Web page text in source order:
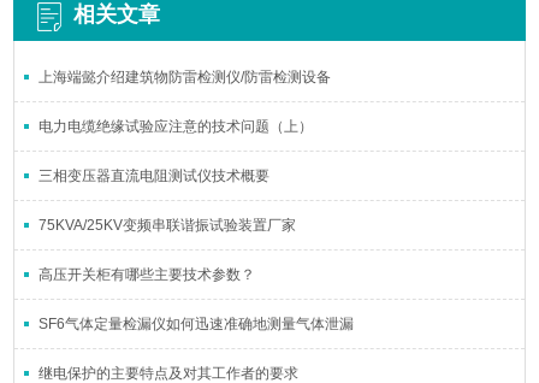
相关文章
上海端懿介绍建筑物防雷检测仪/防雷检测设备
电力电缆绝缘试验应注意的技术问题（上）
三相变压器直流电阻测试仪技术概要
75KVA/25KV变频串联谐振试验装置厂家
高压开关柜有哪些主要技术参数？
SF6气体定量检漏仪如何迅速准确地测量气体泄漏
继电保护的主要特点及对其工作者的要求